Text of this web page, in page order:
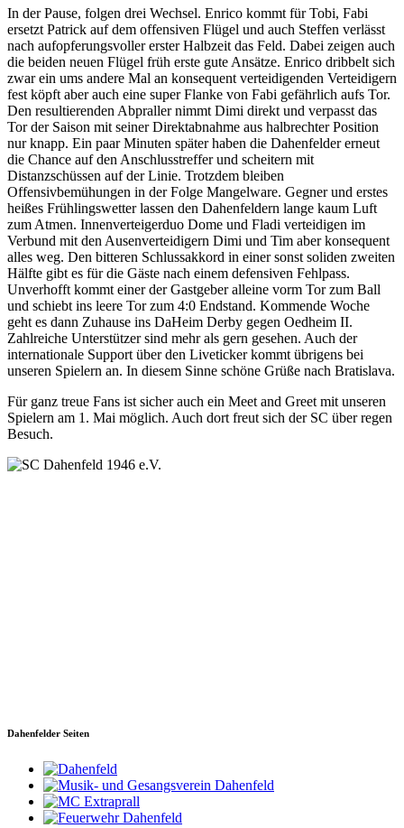
In der Pause, folgen drei Wechsel. Enrico kommt für Tobi, Fabi
ersetzt Patrick auf dem offensiven Flügel und auch Steffen verlässt
nach aufopferungsvoller erster Halbzeit das Feld. Dabei zeigen auch
die beiden neuen Flügel früh erste gute Ansätze. Enrico dribbelt sich
zwar ein ums andere Mal an konsequent verteidigenden Verteidigern
fest köpft aber auch eine super Flanke von Fabi gefährlich aufs Tor.
Den resultierenden Abpraller nimmt Dimi direkt und verpasst das
Tor der Saison mit seiner Direktabnahme aus halbrechter Position
nur knapp. Ein paar Minuten später haben die Dahenfelder erneut
die Chance auf den Anschlusstreffer und scheitern mit
Distanzschüssen auf der Linie. Trotzdem bleiben
Offensivbemühungen in der Folge Mangelware. Gegner und erstes
heißes Frühlingswetter lassen den Dahenfeldern lange kaum Luft
zum Atmen. Innenverteigerduo Dome und Fladi verteidigen im
Verbund mit den Ausenverteidigern Dimi und Tim aber konsequent
alles weg. Den bitteren Schlussakkord in einer sonst soliden zweiten
Hälfte gibt es für die Gäste nach einem defensiven Fehlpass.
Unverhofft kommt einer der Gastgeber alleine vorm Tor zum Ball
und schiebt ins leere Tor zum 4:0 Endstand. Kommende Woche
geht es dann Zuhause ins DaHeim Derby gegen Oedheim II.
Zahlreiche Unterstützer sind mehr als gern gesehen. Auch der
internationale Support über den Liveticker kommt übrigens bei
unseren Spielern an. In diesem Sinne schöne Grüße nach Bratislava.
Für ganz treue Fans ist sicher auch ein Meet and Greet mit unseren
Spielern am 1. Mai möglich. Auch dort freut sich der SC über regen
Besuch.
Dahenfelder Seiten